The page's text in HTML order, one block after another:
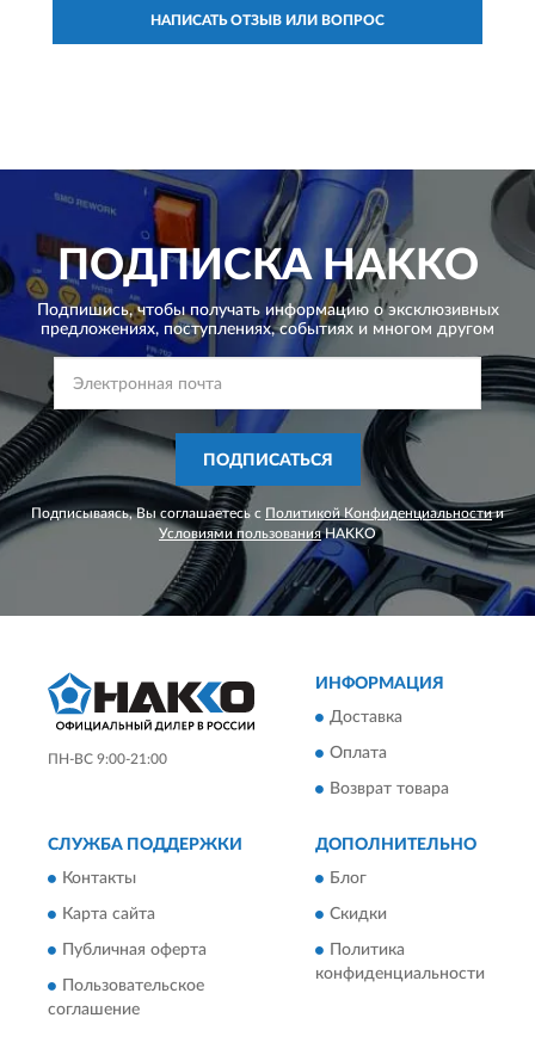
НАПИСАТЬ ОТЗЫВ ИЛИ ВОПРОС
ПОДПИСКАHAKKO
Подпишись, чтобы получать информацию о эксклюзивных
предложениях, поступлениях, событиях и многом другом
ПОДПИСАТЬСЯ
Подписываясь, Вы соглашаетесь с Политикой Конфиденциальности и
Условиями пользованияHAKKO
ПН-ВС 9:00-21:00
ИНФОРМАЦИЯ
Доставка
Оплата
Возврат товара
СЛУЖБА ПОДДЕРЖКИ
Контакты
Карта сайта
Публичная оферта
Пользовательское
соглашение
ДОПОЛНИТЕЛЬНО
Блог
Скидки
Политика
конфиденциальности